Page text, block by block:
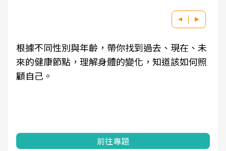
根據不同性別與年齡，帶你找到過去、現在、未
來的健康節點，理解身體的變化，知道該如何照
顧自己。
前往專題